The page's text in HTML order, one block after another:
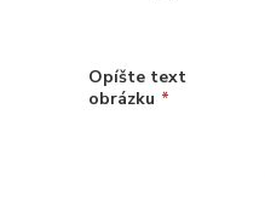
Opíšte text
obrázku *